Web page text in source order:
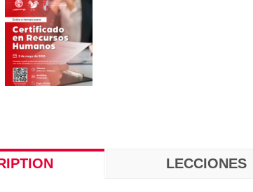
LECCIONES